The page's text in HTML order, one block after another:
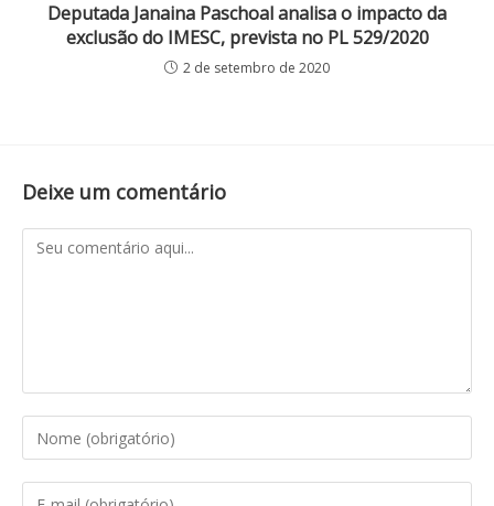
Deputada Janaina Paschoal analisa o impacto da
exclusão do IMESC, prevista no PL 529/2020
2 de setembro de 2020
Deixe um comentário